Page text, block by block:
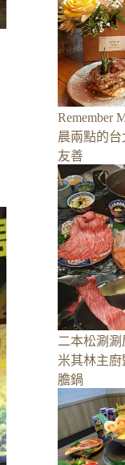
Remember
晨兩點的
友善
二本松涮涮
米其林主
膽鍋